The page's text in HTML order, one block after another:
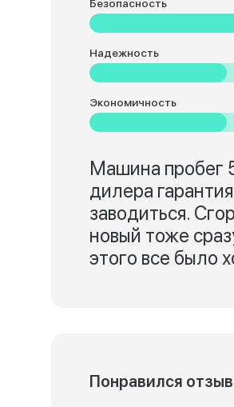
Безопасность
Надежность
Экономичность
Машина пробег
дилера
заводиться.
новый тоже
этого все было
Понравился